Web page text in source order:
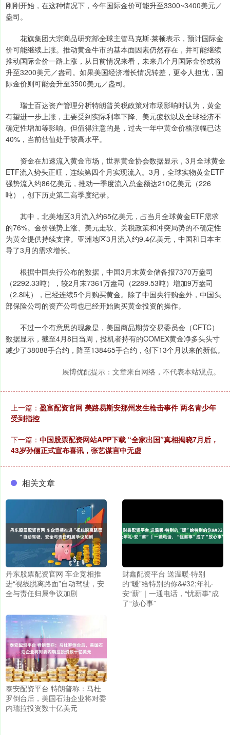
刚刚开始，在这种情况下，今年国际金价可能升至3300~3400美元／
盎司。
花旗集团大宗商品研究部全球主管马克斯·莱顿表示，预计国际金
价可能继续上涨。推动黄金牛市的基本面因素仍然存在，并可能继续
推动国际金价一路上涨，从目前情况来看，未来几个月国际金价或将
升至3200美元／盎司。如果美国经济增长情况转差，更令人担忧，国
际金价则可能会升至3500美元／盎司。
瑞士百达资产管理分析特朗普关税政策对市场影响时认为，黄金
有望进一步上涨，主要受到实际利率下降、美元疲软以及全球经济不
确定性增加等影响。但值得注意的是，过去一年中黄金价格涨幅已达
40%，当前估值处于较高水平。
资金在加速流入黄金市场，世界黄金协会数据显示，3月全球黄金
ETF流入势头正旺，连续第四个月实现流入。3月，全球实物黄金ETF
强势流入约86亿美元，推动一季度流入总金额达210亿美元（226
吨），创下历史第二高季度纪录。
其中，北美地区3月流入约65亿美元，占当月全球黄金ETF需求
的76%。金价强势上涨、美元走软、关税政策和冲突局势的不确定性
为黄金提供持续支撑。亚洲地区3月流入约9.4亿美元，中国和日本主
导了3月的需求增长。
根据中国央行公布的数据，中国3月末黄金储备报7370万盎司
（2292.33吨），较2月末7361万盎司（2289.53吨）增加9万盎司
（2.8吨），已经连续5个月购买黄金。除了中国央行购金外，中国头
部保险公司的资产公司也已经开始购买黄金投资的操作。
不过一个有意思的现象是，美国商品期货交易委员会（CFTC）
数据显示，截至4月8日当周，投机者持有的COMEX黄金净多头头寸
减少了38088手合约，降至138465手合约，创下13个月以来的新低。
展博优配提示：文章来自网络，不代表本站观点。
上一篇： 盈富配资官网 美路易斯安那州发生枪击事件 两名青少年
受到指控
下一篇： 中国股票配资网站APP下载 “全家出国”真相揭晓7月后，
43岁孙俪正式宣布喜讯，张艺谋言中无虚
相关文章
丹东股票配资官网 车企竞相推
进“视线脱离路面”自动驾驶，安
全与责任归属争议加剧
财鑫配资平台 送温暖·特别
的“暖”给特别的你&#32;年礼·
安“薪”｜一通电话，“忧薪事”成
了“放心事”
泰安配资平台 特朗普称：马杜
罗倒台后，美国石油企业将对委
内瑞拉投资数十亿美元